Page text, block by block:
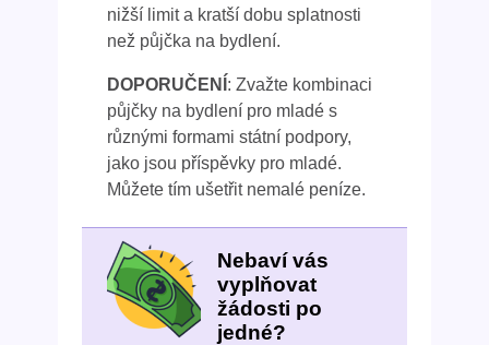
nižší limit a kratší dobu splatnosti
než půjčka na bydlení.
DOPORUČENÍ : Zvažte kombinaci
půjčky na bydlení pro mladé s
různými formami státní podpory,
jako jsou příspěvky pro mladé.
Můžete tím ušetřit nemalé peníze.
Nebaví vás
vyplňovat
žádosti po
jedné?